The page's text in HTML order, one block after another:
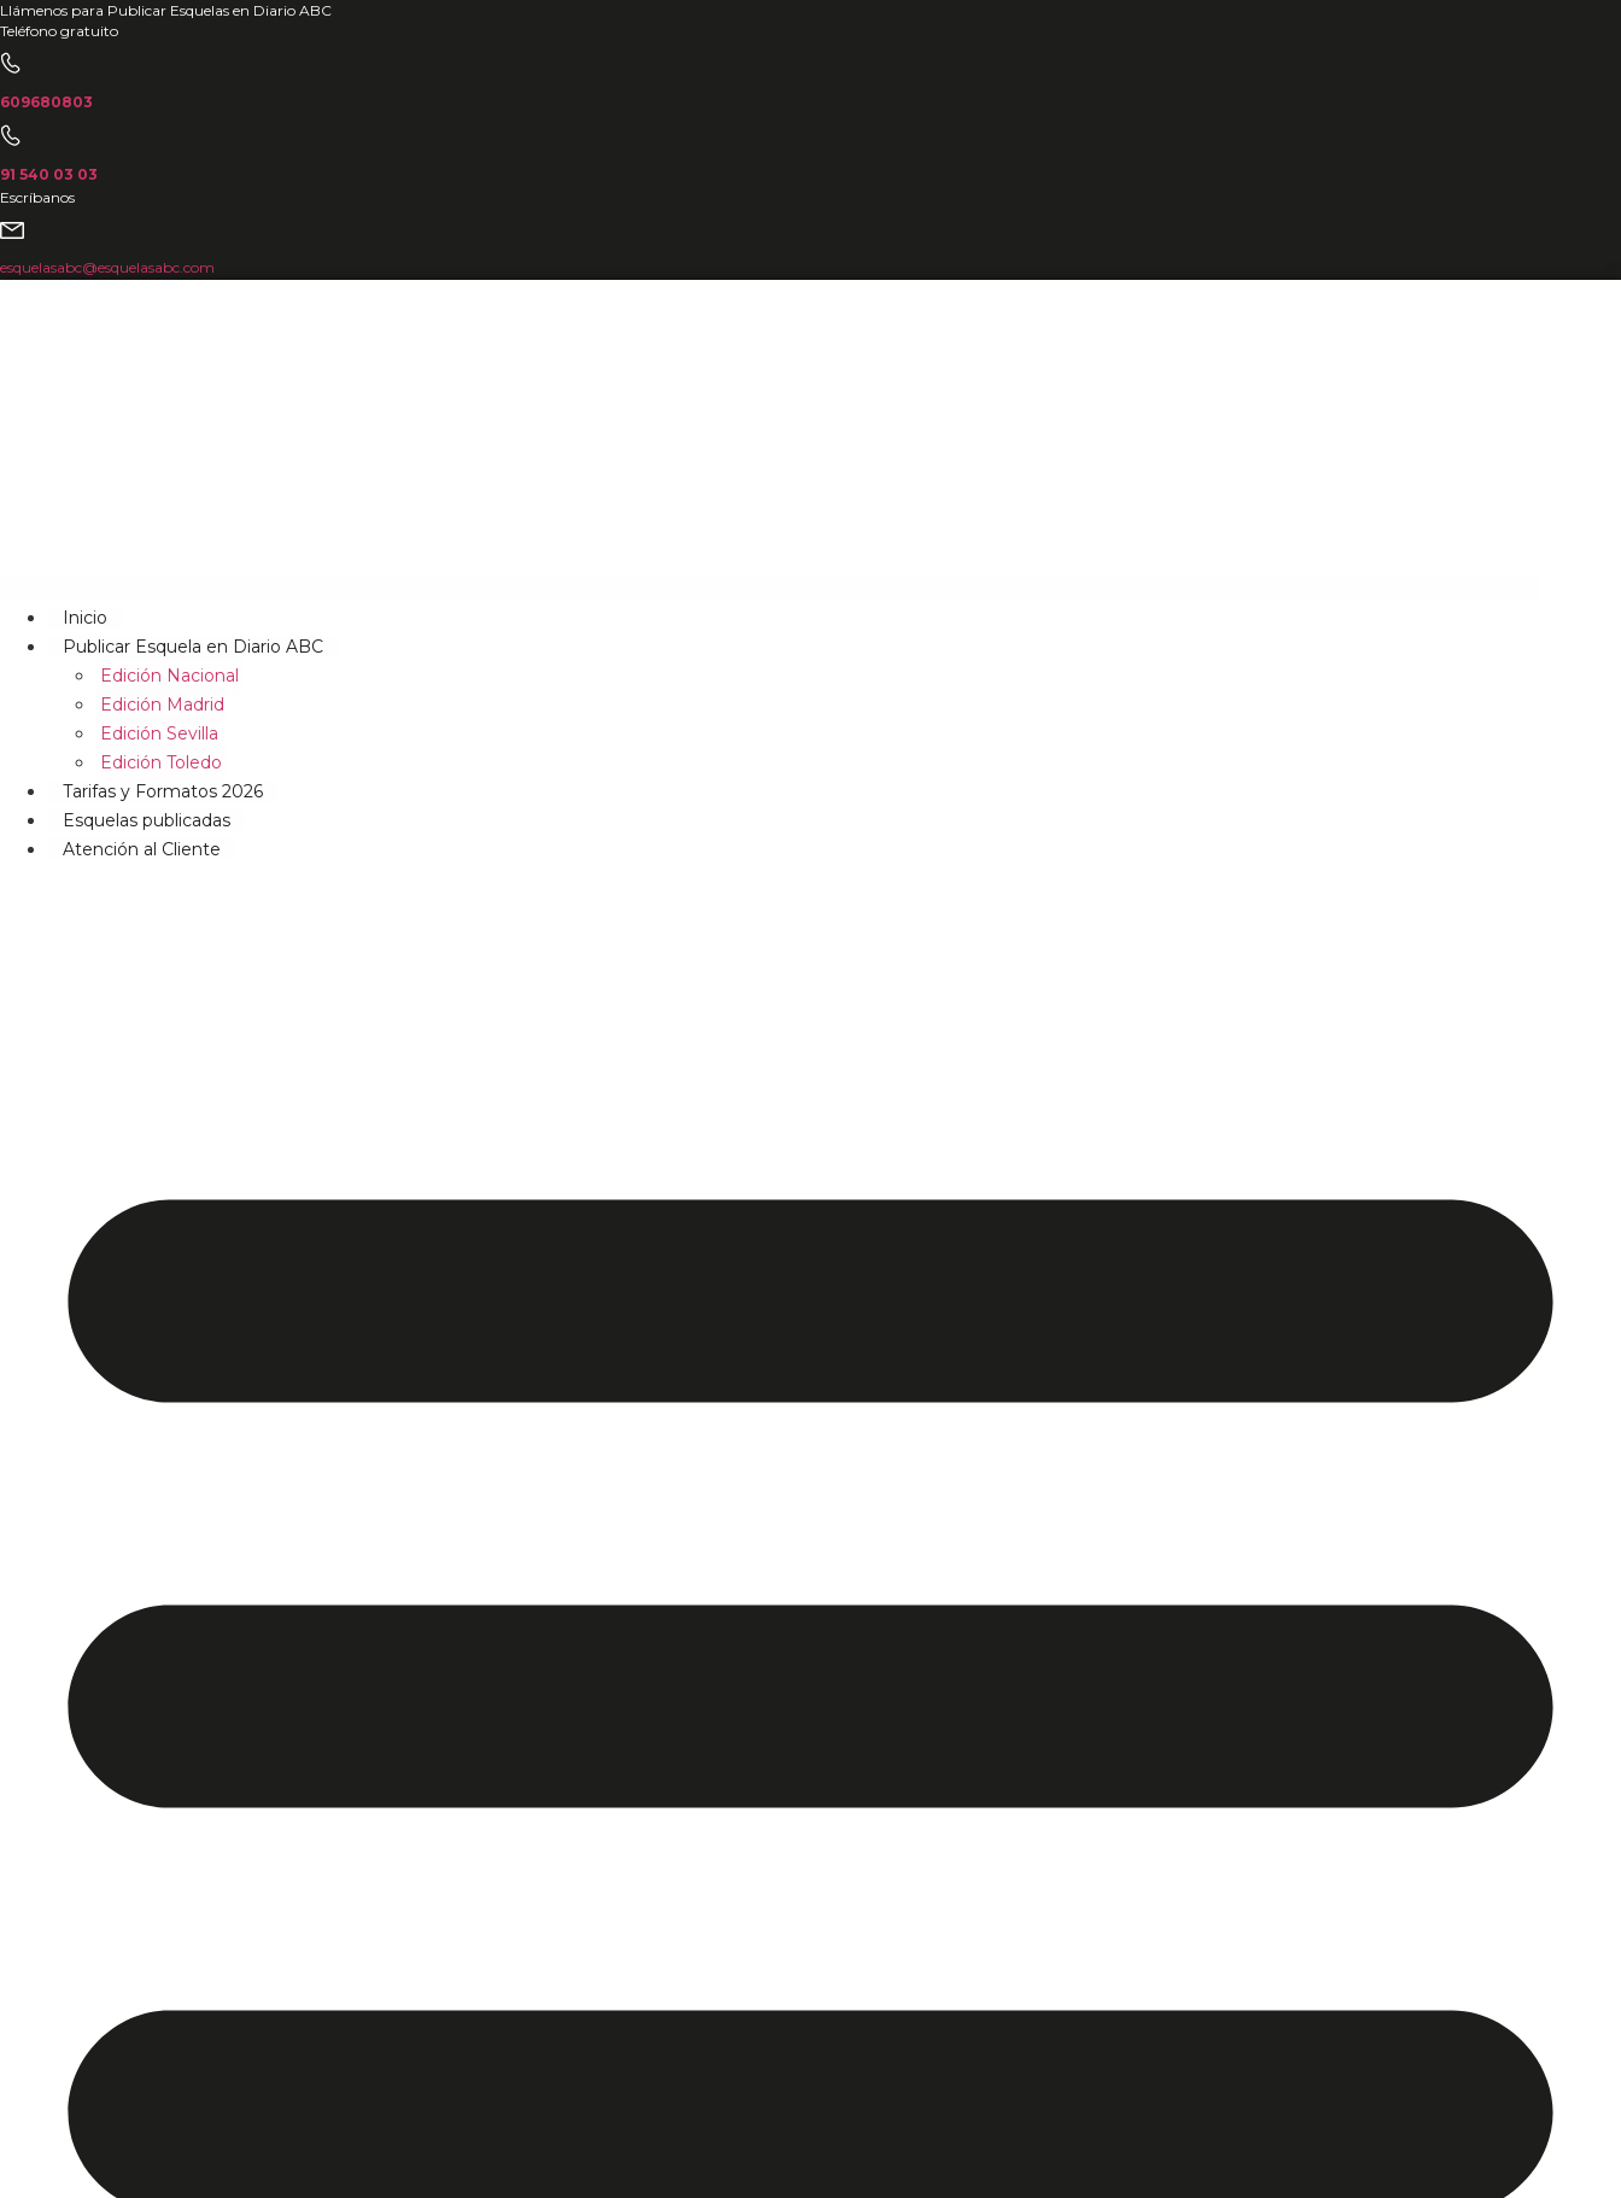
Ir
al
contenido
Llámenos para Publicar Esquelas en Diario ABC
Teléfono gratuito
609680803
91 540 03 03
Escríbanos
esquelasabc@esquelasabc.com
Inicio
Publicar Esquela en Diario ABC
Edición Nacional
Edición Madrid
Edición Sevilla
Edición Toledo
Tarifas y Formatos 2026
Esquelas publicadas
Atención al Cliente